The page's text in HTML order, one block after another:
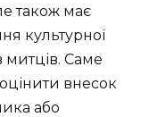
також має
культурної
Саме
внесок
або